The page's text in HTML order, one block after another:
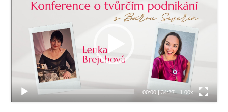
00:00|34:27 1.00x